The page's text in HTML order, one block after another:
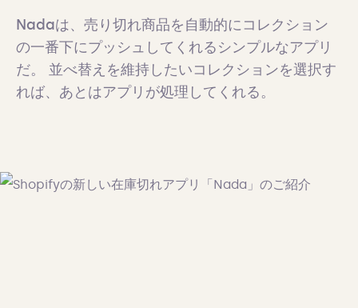
Nadaは、売り切れ商品を自動的にコレクション
の一番下にプッシュしてくれるシンプルなアプリ
だ。 並べ替えを維持したいコレクションを選択す
れば、あとはアプリが処理してくれる。